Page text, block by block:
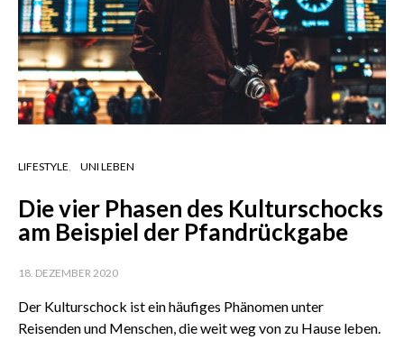
LIFESTYLE UNI LEBEN
Die vier Phasen des Kulturschocks
am Beispiel der Pfandrückgabe
18. DEZEMBER 2020
Der Kulturschock ist ein häufiges Phänomen unter
Reisenden und Menschen, die weit weg von zu Hause leben.